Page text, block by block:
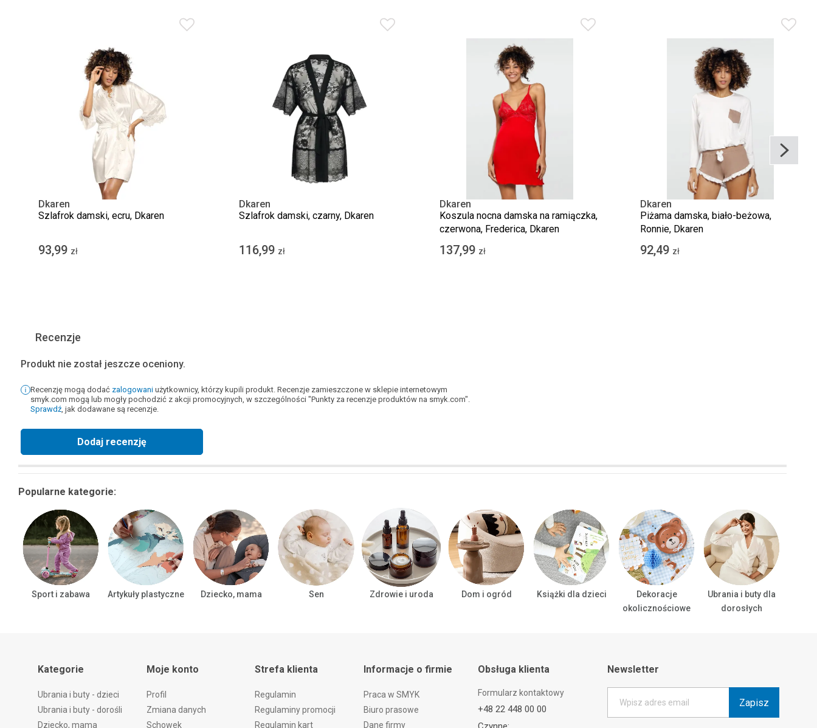
Dkaren
Szlafrok damski, ecru, Dkaren
93,99 zł
Dkaren
Szlafrok damski, czarny, Dkaren
116,99 zł
Dkaren
Koszula nocna damska na ramiączka,
czerwona, Frederica, Dkaren
137,99 zł
Dkaren
Piżama damska, biało-beżowa,
Ronnie, Dkaren
92,49 zł
Recenzje
Produkt nie został jeszcze oceniony.
Recenzję mogą dodać zalogowani użytkownicy, którzy kupili produkt. Recenzje zamieszczone w sklepie internetowym
smyk.com mogą lub mogły pochodzić z akcji promocyjnych, w szczególności "Punkty za recenzje produktów na smyk.com".
Sprawdź, jak dodawane są recenzje.
Dodaj recenzję
Popularne kategorie:
Sport i zabawa Artykuły plastyczne Dziecko, mama Sen Zdrowie i uroda Dom i ogród Książki dla dzieci
Dekoracje
okolicznościowe
Ubrania i buty dla
dorosłych
Kategorie
Ubrania i buty - dzieci
Ubrania i buty - dorośli
Dziecko, mama
Moje konto
Profil
Zmiana danych
Schowek
Strefa klienta
Regulamin
Regulaminy promocji
Regulamin kart
Informacje o firmie
Praca w SMYK
Biuro prasowe
Dane firmy
Obsługa klienta
Formularz kontaktowy
+48 22 448 00 00
Newsletter
Wpisz adres email Zapisz